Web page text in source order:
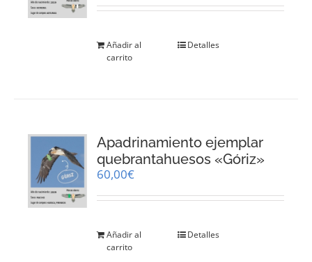
Añadir al
carrito
Detalles
Apadrinamiento ejemplar
quebrantahuesos «Góriz»
60,00€
Añadir al
carrito
Detalles